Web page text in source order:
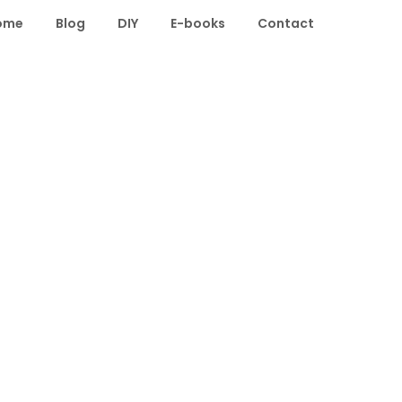
Blog DIY E-books Contact